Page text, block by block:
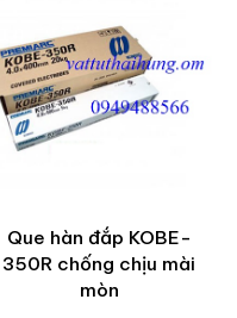
Que hàn đắp KOBE-
350R chống chịu mài
mòn